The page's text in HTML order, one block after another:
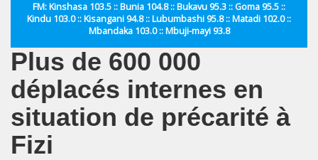
FM: Kinshasa 103.5 :: Bunia 104.8 :: Bukavu 95.3 :: Goma 95.5 ::
Kindu 103.0 :: Kisangani 94.8 :: Lubumbashi 95.8 :: Matadi 102.0 ::
Mbandaka 103.0 :: Mbuji-mayi 93.8
Plus de 600 000
déplacés internes en
situation de précarité à
Fizi